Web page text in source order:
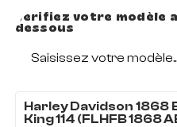
Vérifiez votre modèle
dessous
Saisissez votre modèle...
Harley Davidson 1868
King 114 (FLHFB 1868